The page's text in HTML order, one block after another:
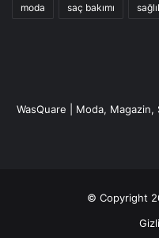
moda saç bakımı
WasQuare | Moda, Magazin,
© Copyright